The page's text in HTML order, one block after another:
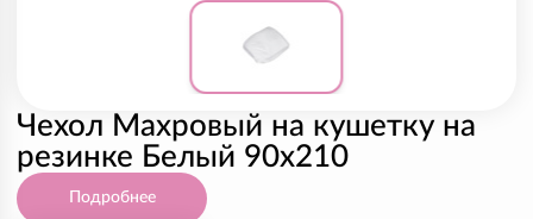
Чехол Махровый на кушетку на
резинке Белый 90х210
Подробнее